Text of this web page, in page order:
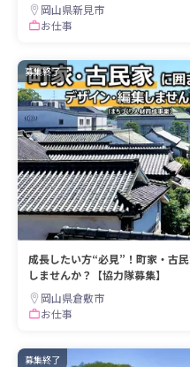
岡山県新見市
お仕事
募集終了
成長したい方“必見”！町家・古
しませんか？【協力隊募集】
岡山県倉敷市
お仕事
募集終了